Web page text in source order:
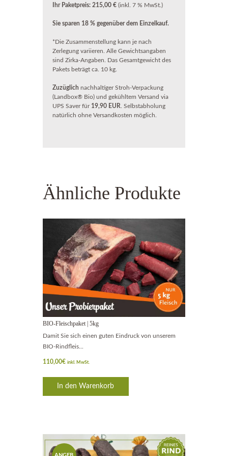
Ihr Paketpreis: 215,00 € (inkl. 7 % MwSt.)
Sie sparen 18 % gegenüber dem Einzelkauf.
*Die Zusammenstellung kann je nach
Zerlegung variieren. Alle Gewichtsangaben
sind Zirka-Angaben. Das Gesamtgewicht des
Pakets beträgt ca. 10 kg.
Zuzüglich nachhaltiger Stroh-Verpackung
(Landbox® Bio) und gekühltem Versand via
UPS Saver für 19,90 EUR . Selbstabholung
natürlich ohne Versandkosten möglich.
Ähnliche Produkte
BIO-Fleischpaket | 5kg
Damit Sie sich einen guten Eindruck von unserem
BIO-Rindfleis...
110,00€ inkl. MwSt.
In den Warenkorb